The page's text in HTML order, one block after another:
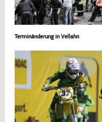
Terminänderung in Vellahn